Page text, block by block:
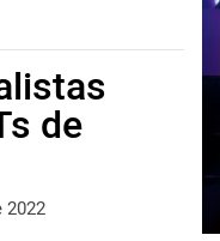
de
2022